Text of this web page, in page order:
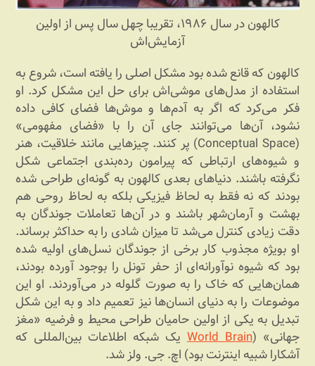
کالهون در سال ۱۹۸۶، تقریبا چهل سال پس از اولین
آزمایش‌اش
کالهون که قانع شده بود مشکل اصلی را یافته است، شروع به
استفاده از مدل‌های موشی‌اش برای حل این مشکل کرد. او
فکر می‌کرد که اگر به آدم‌ها و موش‌ها فضای کافی داده
نشود، آن‌ها می‌توانند جای آن را با «فضای مفهومی»
(Conceptual Space) پر کنند. چیزهایی مانند خلاقیت، هنر
و شیوه‌های ارتباطی که پیرامون رده‌بندی اجتماعی شکل
نگرفته باشند. دنیاهای بعدی کالهون به گونه‌ای طراحی شده
بودند که نه فقط به لحاظ فیزیکی بلکه به لحاظ روحی هم
بهشت و آرمان‌شهر باشند و در آن‌ها تعاملات جوندگان به
دقت زیادی کنترل می‌شد تا میزان شادی را به حداکثر برساند.
او بویژه مجذوب کار برخی از جوندگان نسل‌های اولیه شده
بود که شیوه نوآورانه‌ای از حفر تونل را بوجود آورده بودند،
همان‌هایی که خاک را به صورت گلوله در می‌آوردند. او این
موضوعات را به دنیای انسان‌ها نیز تعمیم داد و به این شکل
تبدیل به یکی از اولین حامیان طراحی محیط و فرضیه «مغز
جهانی» (World Brainیک شبکه اطلاعات بین‌المللی که
آشکارا شبیه اینترنت بود) اچ. جی. ولز شد.